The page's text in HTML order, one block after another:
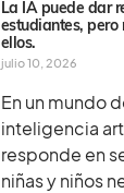
La IA puede dar
estudiantes, pero
ellos.
julio 10, 2026
En un mundo
inteligencia
responde en
niñas y niños